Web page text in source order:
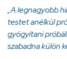
„A legnagyobb
testet anélkül
gyógyítani
szabadna külön